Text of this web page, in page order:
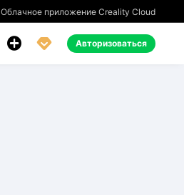
Облачное приложение Creality Cloud
  Авторизоваться